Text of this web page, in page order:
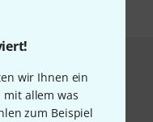
wir Ihnen ein
allem was
zum Beispiel